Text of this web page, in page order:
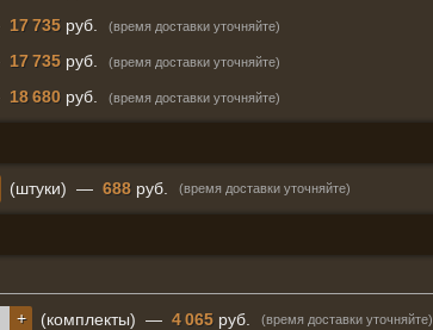
17 735 руб. (время доставки уточняйте)
17 735 руб. (время доставки уточняйте)
18 680 руб. (время доставки уточняйте)
(штуки) — 688 руб. (время доставки уточняйте)
+ (комплекты) — 4 065 руб. (время доставки уточняйте)